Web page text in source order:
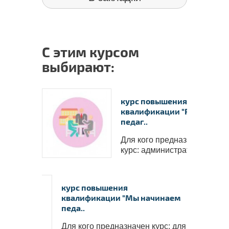
С этим курсом
выбирают:
курс повышения
квалификации
педаг..
Для кого предназначен
курс: администраторов..
курс повышения
квалификации "Мы начинаем
педа..
Для кого предназначен курс: для